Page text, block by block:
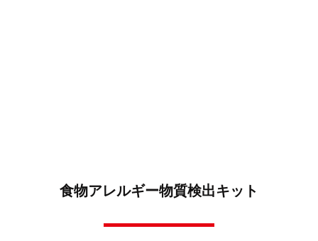
食物アレルギー物質検出キット